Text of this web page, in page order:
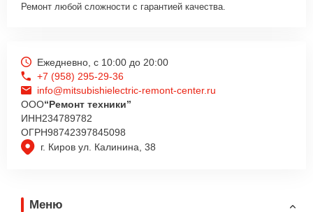
Ремонт любой сложности с гарантией качества.
г. Киров ул. Калинина, 38
Ежедневно, с 10:00 до 20:00
+7 (958) 295-29-36
info@mitsubishielectric-remont-center.ru
ООО“Ремонт техники”
ИНН234789782
ОГРН98742397845098
Меню